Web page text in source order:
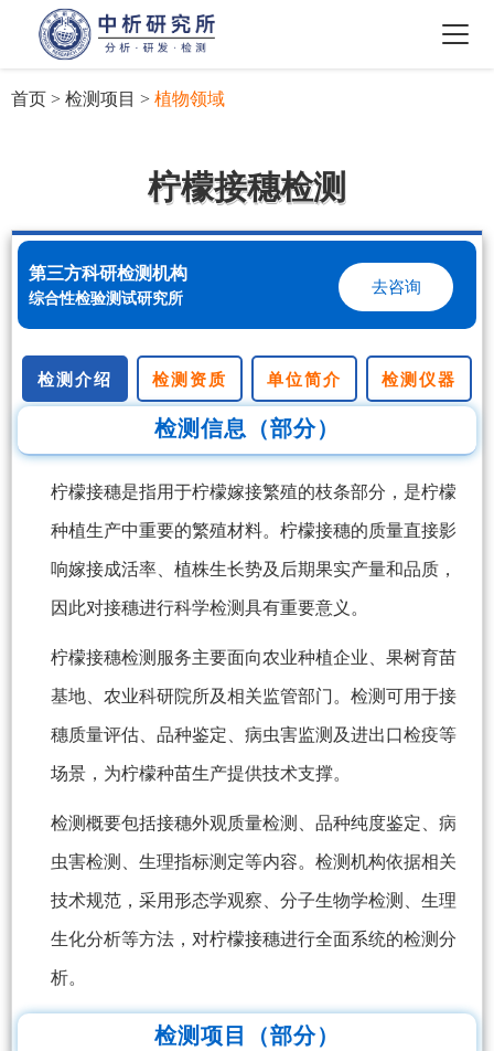
首页 > 检测项目 > 植物领域
柠檬接穗检测
第三方科研检测机构
综合性检验测试研究所
去咨询
检测介绍 检测资质 单位简介 检测仪器
检测信息（部分）
柠檬接穗是指用于柠檬嫁接繁殖的枝条部分，是柠檬
种植生产中重要的繁殖材料。柠檬接穗的质量直接影
响嫁接成活率、植株生长势及后期果实产量和品质，
因此对接穗进行科学检测具有重要意义。
柠檬接穗检测服务主要面向农业种植企业、果树育苗
基地、农业科研院所及相关监管部门。检测可用于接
穗质量评估、品种鉴定、病虫害监测及进出口检疫等
场景，为柠檬种苗生产提供技术支撑。
检测概要包括接穗外观质量检测、品种纯度鉴定、病
虫害检测、生理指标测定等内容。检测机构依据相关
技术规范，采用形态学观察、分子生物学检测、生理
生化分析等方法，对柠檬接穗进行全面系统的检测分
析。
检测项目（部分）